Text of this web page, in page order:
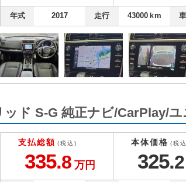
年式 2017 走行 43000ｋm
ッド S-G 純正ナビ/CarPlay/
支払総額 (税込)
335.8 万円
本体価格 (税
325.2